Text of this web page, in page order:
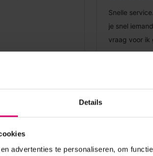
Details
advertenties te personaliseren, om